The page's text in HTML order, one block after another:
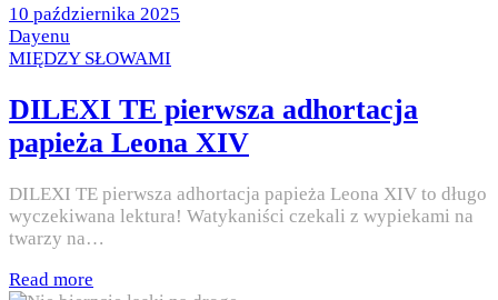
Posted
on
10 października 2025
by
Dayenu
Posted
MIĘDZY SŁOWAMI
DILEXI TE pierwsza adhortacja
papieża Leona XIV
DILEXI TE pierwsza adhortacja papieża Leona XIV to długo
wyczekiwana lektura! Watykaniści czekali z wypiekami na
twarzy na…
Read more